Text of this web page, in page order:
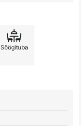
Söögituba